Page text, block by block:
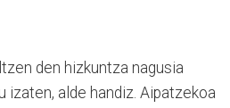
den hizkuntza nagusia
izaten, alde handiz. Aipatzekoa